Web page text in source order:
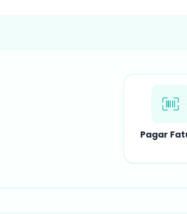
Pagar